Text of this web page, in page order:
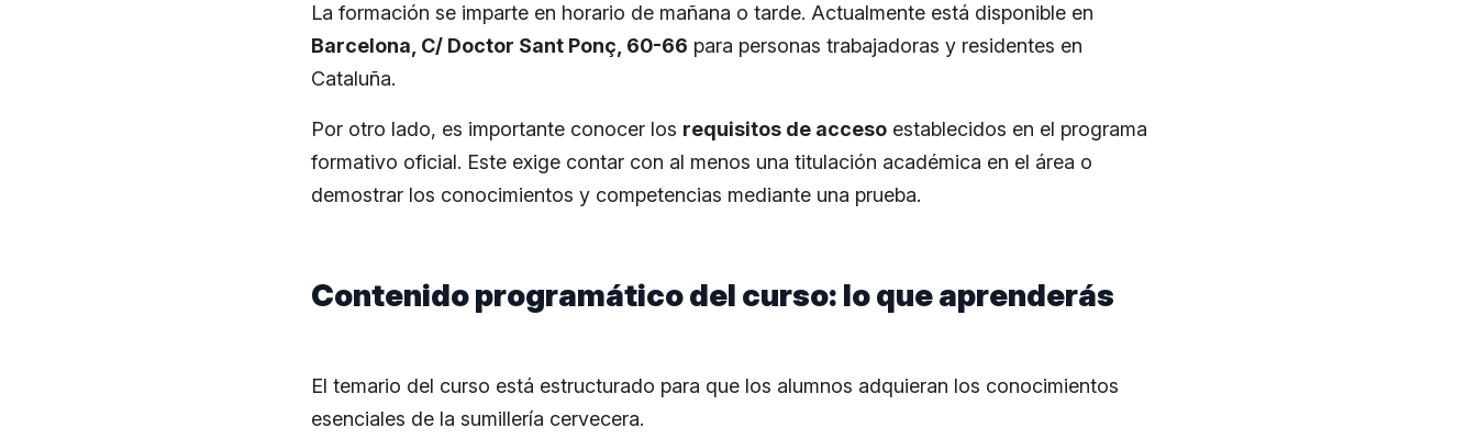
La formación se imparte en horario de mañana o tarde. Actualmente está disponible en
Barcelona, C/ Doctor Sant Ponç, 60-66 para personas trabajadoras y residentes en
Cataluña.
Por otro lado, es importante conocer los requisitos de acceso establecidos en el programa
formativo oficial. Este exige contar con al menos una titulación académica en el área o
demostrar los conocimientos y competencias mediante una prueba.
Contenido programático del curso: lo que aprenderás
El temario del curso está estructurado para que los alumnos adquieran los conocimientos
esenciales de la sumillería cervecera.